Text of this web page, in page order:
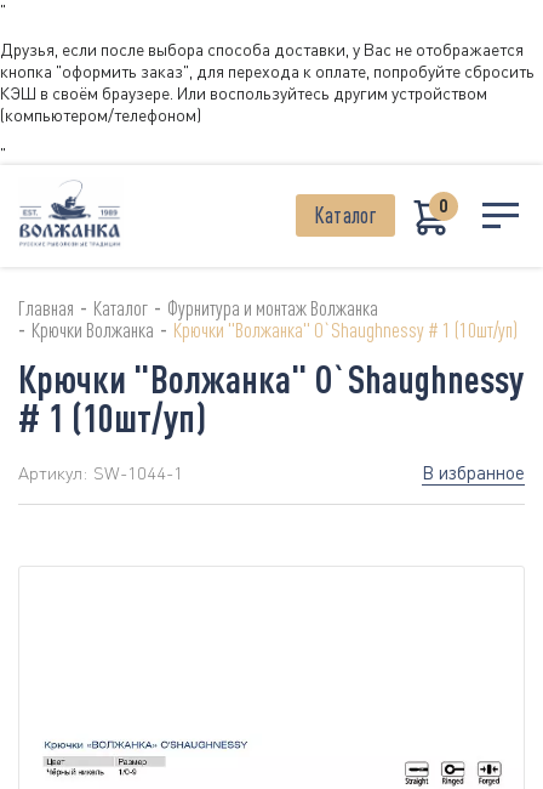
"
Друзья, если после выбора способа доставки, у Вас не отображается
кнопка "оформить заказ", для перехода к оплате, попробуйте сбросить
КЭШ в своём браузере. Или воспользуйтесь другим устройством
(компьютером/телефоном)
"
Каталог 0
Главная - Каталог - Фурнитура и монтаж Волжанка
- Крючки Волжанка - Крючки "Волжанка" O`Shaughnessy # 1 (10шт/уп)
Крючки "Волжанка" O`Shaughnessy
# 1 (10шт/уп)
Артикул: SW-1044-1 В избранное